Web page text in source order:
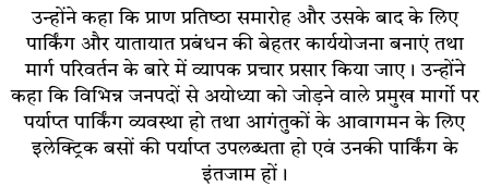
उन्‍होंने कहा कि प्राण प्रतिष्‍ठा समारोह और उसके बाद के लिए
पार्किंग और यातायात प्रबंधन की बेहतर कार्ययोजना बनाएं तथा
मार्ग परिवर्तन के बारे में व्यापक प्रचार प्रसार किया जाए। उन्होंने
कहा कि विभिन्न जनपदों से अयोध्या को जोड़ने वाले प्रमुख मार्गो पर
पर्याप्त पार्किंग व्यवस्था हो तथा आगंतुकों के आवागमन के लिए
इलेक्ट्रिक बसों की पर्याप्त उपलब्धता हो एवं उनकी पार्किंग के
इंतजाम हों।